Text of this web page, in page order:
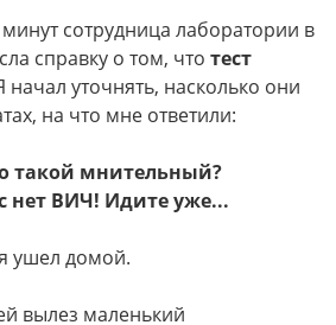
минут сотрудница лаборатории в
справку о том, что тест
начал уточнять, насколько они
на что мне ответили:
такой мнительный?
нет ВИЧ! Идите уже...
ушел домой.
вылез маленький